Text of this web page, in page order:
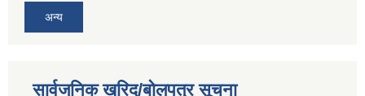
अन्य
सार्वजनिक खरिद/बोलपत्र सूचना